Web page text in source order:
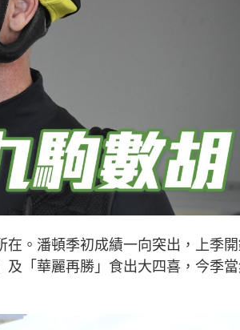
。潘頓季初成績一向突出，上季
及「華麗再勝」食出大四喜，今季